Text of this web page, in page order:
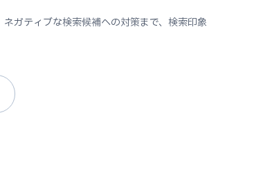
ガティブな検索候補への対策まで、検索印象